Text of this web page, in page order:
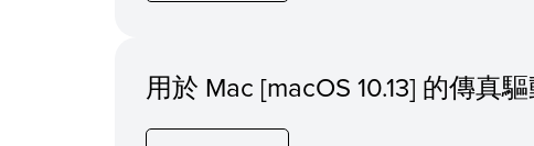
用於 Mac [macOS 10.13] 的傳真